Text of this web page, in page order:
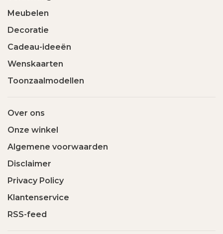
Meubelen
Decoratie
Cadeau-ideeën
Wenskaarten
Toonzaalmodellen
Over ons
Onze winkel
Algemene voorwaarden
Disclaimer
Privacy Policy
Klantenservice
RSS-feed